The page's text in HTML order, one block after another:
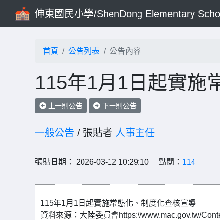
伸東國民小學/ShenDong Elementary
首頁 公告列表 公告內容
115年1月1日起實施
上一則公告 下一則公告
一般公告 / 張貼者 人事主任
張貼日期： 2026-03-12 10:29:10 點閱： 114
115年1月1日起實施常態化、制度化查核宣導
資料來源：大陸委員會https://www.mac.gov.tw/